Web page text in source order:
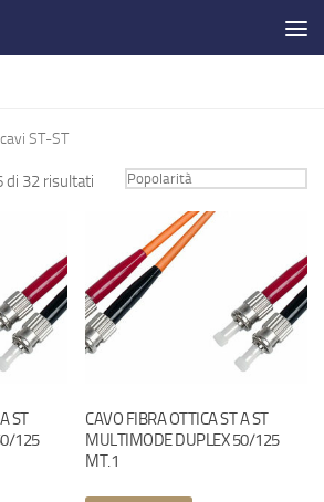
ST-ST
di 32 risultati
ST
125
CAVO FIBRA OTTICA ST A ST
MULTIMODE DUPLEX 50/125
MT.1